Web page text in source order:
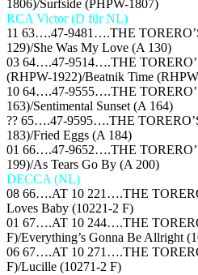
1806)/Surfside (PHPW-1807)
RCA Victor (D für NL)
11 63….47-9481….THE
129)/She Was My Love (A 130)
03 64….47-9514….THE
(RHPW-1922)/Beatnik Time
10 64….47-9555….THE
163)/Sentimental Sunset (A 164)
?? 65….47-9595….THE
183)/Fried Eggs (A 184)
01 66….47-9652….THE
199)/As Tears Go By (A 200)
DECCA (NL)
08 66….AT 10 221….THE
Loves Baby (10221-2 F)
01 67….AT 10 244….THE
F)/Everything’s Gonna Be Allright
06 67….AT 10 271….THE
F)/Lucille (10271-2 F)